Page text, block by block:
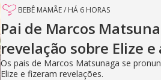
BEBÊ MAMÃE/ HÁ 6 HORAS
Pai de Marcos
revelação sobre Elize
Os pais de Marcos Matsunaga se
Elize e fizeram revelações.